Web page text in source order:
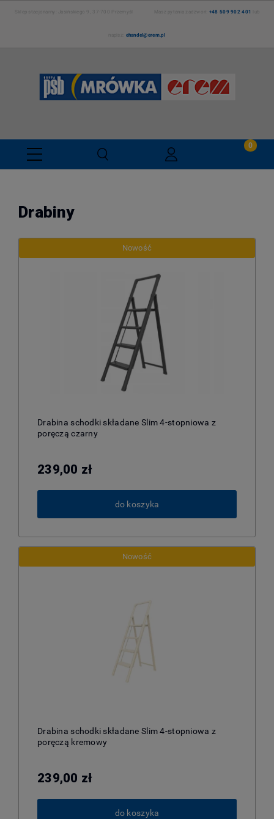
Sklep stacjonarny: Jasińskiego 9, 37-700 Przemyśl Masz pytania zadzwoń: +48 509 902 401
ehandel@erem.pl
Drabiny
Drabina schodki składane Slim 4-stopniowa z
poręczą czarny
239,00 zł
do koszyka
Nowość
Drabina schodki składane Slim 4-stopniowa z
poręczą kremowy
239,00 zł
do koszyka
Nowość